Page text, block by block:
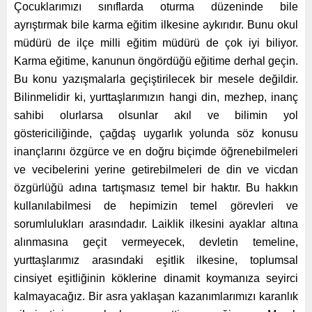
Çocuklarımızı sınıflarda oturma düzeninde bile
ayrıştırmak bile karma eğitim ilkesine aykırıdır. Bunu okul
müdürü de ilçe milli eğitim müdürü de çok iyi biliyor.
Karma eğitime, kanunun öngördüğü eğitime derhal geçin.
Bu konu yazışmalarla geçiştirilecek bir mesele değildir.
Bilinmelidir ki, yurttaşlarımızın hangi din, mezhep, inanç
sahibi olurlarsa olsunlar akıl ve bilimin yol
göstericiliğinde, çağdaş uygarlık yolunda söz konusu
inançlarını özgürce ve en doğru biçimde öğrenebilmeleri
ve vecibelerini yerine getirebilmeleri de din ve vicdan
özgürlüğü adına tartışmasız temel bir haktır. Bu hakkın
kullanılabilmesi de hepimizin temel görevleri ve
sorumlulukları arasındadır. Laiklik ilkesini ayaklar altına
alınmasına geçit vermeyecek, devletin temeline,
yurttaşlarımız arasındaki eşitlik ilkesine, toplumsal
cinsiyet eşitliğinin köklerine dinamit koymanıza seyirci
kalmayacağız. Bir asra yaklaşan kazanımlarımızı karanlık